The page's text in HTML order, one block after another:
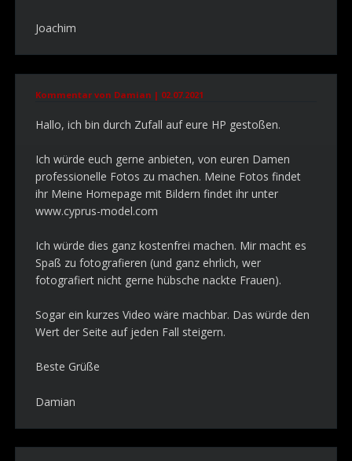
Joachim
Kommentar von Damian | 02.07.2021
Hallo, ich bin durch Zufall auf eure HP gestoßen.
Ich würde euch gerne anbieten, von euren Damen
professionelle Fotos zu machen. Meine Fotos findet
ihr Meine Homepage mit Bildern findet ihr unter
www.cyprus-model.com
Ich würde dies ganz kostenfrei machen. Mir macht es
Spaß zu fotografieren (und ganz ehrlich, wer
fotografiert nicht gerne hübsche nackte Frauen).
Sogar ein kurzes Video wäre machbar. Das würde den
Wert der Seite auf jeden Fall steigern.
Beste Grüße
Damian